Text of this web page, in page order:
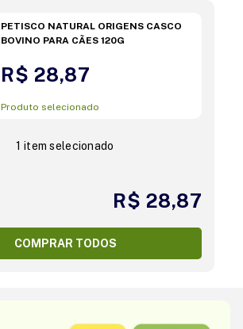
PETISCO NATURAL ORIGENS CASCO
BOVINO PARA CÃES 120G
R$ 28,87
Produto selecionado
1 item selecionado
R$ 28,87
COMPRAR TODOS